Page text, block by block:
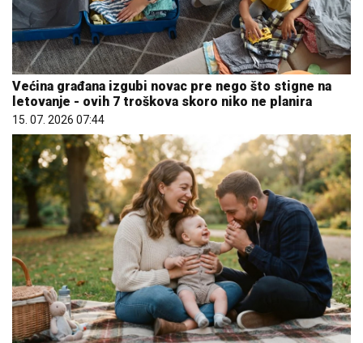
Većina građana izgubi novac pre nego što stigne na
letovanje - ovih 7 troškova skoro niko ne planira
15. 07. 2026 07:44